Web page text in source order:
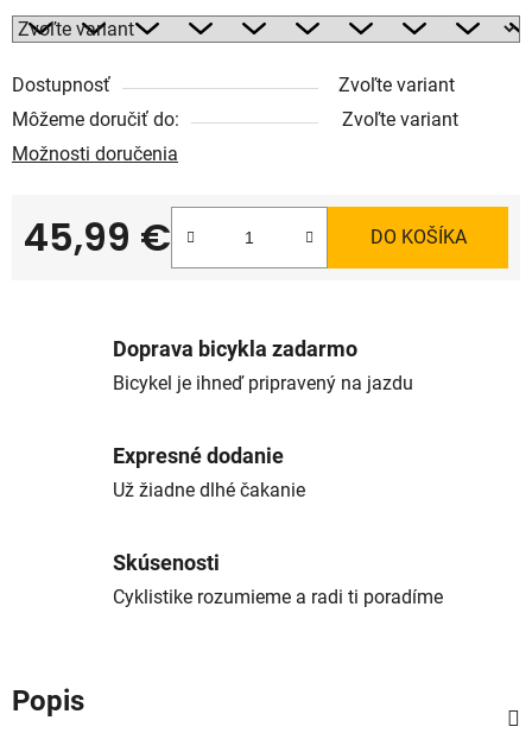
Dostupnosť
Zvoľte variant
Môžeme doručiť do:
Zvoľte variant
Možnosti doručenia
45,99 € DO KOŠÍKA
Doprava bicykla zadarmo
Bicykel je ihneď pripravený na jazdu
Expresné dodanie
Už žiadne dlhé čakanie
Skúsenosti
Cyklistike rozumieme a radi ti poradíme
Popis